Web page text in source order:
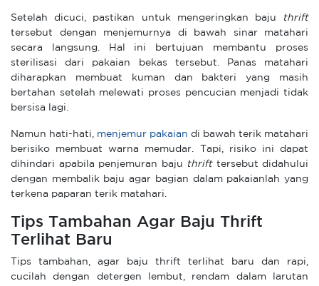
Setelah dicuci, pastikan untuk mengeringkan baju
thrift
tersebut dengan menjemurnya di bawah sinar matahari
secara langsung. Hal ini bertujuan membantu proses
sterilisasi dari pakaian bekas tersebut. Panas matahari
diharapkan membuat kuman dan bakteri yang masih
bertahan setelah melewati proses pencucian menjadi tidak
bersisa lagi.
Namun hati-hati, menjemur pakaian di bawah terik matahari
berisiko membuat warna memudar. Tapi, risiko ini dapat
dihindari apabila penjemuran baju
thrift tersebut didahului
dengan membalik baju agar bagian dalam pakaianlah yang
terkena paparan terik matahari.
Tips Tambahan Agar Baju Thrift
Terlihat Baru
Tips tambahan, agar baju thrift terlihat baru dan rapi,
cucilah dengan detergen lembut, rendam dalam larutan